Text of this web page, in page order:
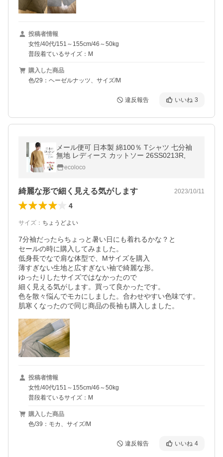
投稿者情報
女性/40代/151～155cm/46～50kg
普段着ているサイズ：M
購入した商品
色/29：ヘーゼルナッツ、サイズ/M
違反報告 いいね 3
メール便可 日本製 綿100％ Tシャツ 七分袖
無地 レディース カットソー 26SS0213R,
ecoloco
綺麗な形で細く見える気がします 2023/10/11
4
サイズ ： ちょうどよい
7分袖だったらちょっと暑い日にも着れるかな？と
セールの時に購入してみました。
低身長でなで肩な体型で、Mサイズを購入
薄すぎない生地と広すぎない袖で綺麗な形。
ゆったりしたサイズではなかったので
細く見える気がします。買って良かったです。
色を散々悩んでモカにしました。合わせやすい色味です。
投稿者情報
女性/40代/151～155cm/46～50kg
普段着ているサイズ：M
購入した商品
色/39：モカ、サイズ/M
違反報告 いいね 4